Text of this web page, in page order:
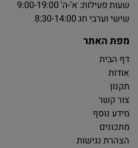
שעות פעילות: א'-ה' 9:00-19:00
שישי וערבי חג 8:30-14:00
מפת האתר
דף הבית
אודות
תקנון
צור קשר
מידע נוסף
מתכונים
הצהרת נגישות